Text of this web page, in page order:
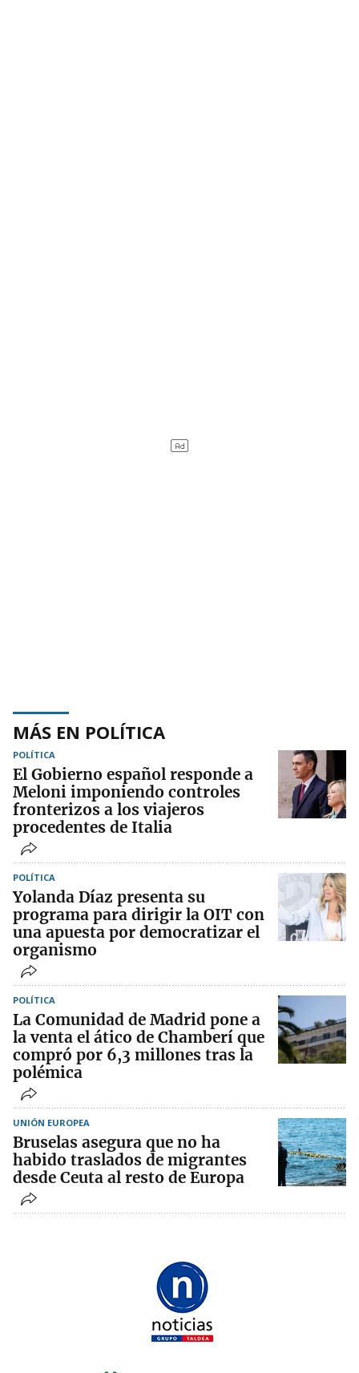
MÁS EN POLÍTICA
POLÍTICA
El Gobierno español responde a
Meloni imponiendo controles
fronterizos a los viajeros
procedentes de Italia
POLÍTICA
Yolanda Díaz presenta su
programa para dirigir la OIT con
una apuesta por democratizar el
organismo
POLÍTICA
La Comunidad de Madrid pone a
la venta el ático de Chamberí que
compró por 6,3 millones tras la
polémica
UNIÓN EUROPEA
Bruselas asegura que no ha
habido traslados de migrantes
desde Ceuta al resto de Europa